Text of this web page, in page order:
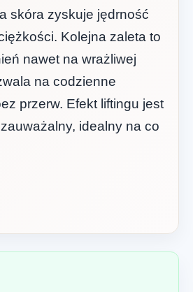
skóra zyskuje jędrność
Kolejna zaleta to
nawet na wrażliwej
na codzienne
przerw. Efekt liftingu jest
idealny na co